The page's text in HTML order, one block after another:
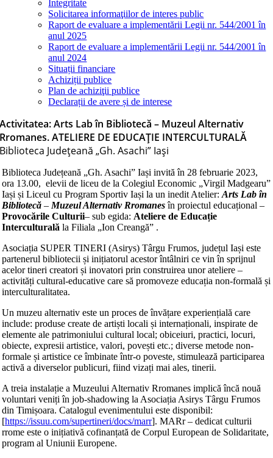
Integritate
Solicitarea informaţiilor de interes public
Raport de evaluare a implementării Legii nr. 544/2001 în
anul 2025
Raport de evaluare a implementării Legii nr. 544/2001 în
anul 2024
Situații financiare
Achiziții publice
Plan de achiziţii publice
Declarații de avere și de interese
Activitatea: Arts Lab în Bibliotecă – Muzeul Alternativ
Rromanes. ATELIERE DE EDUCAȚIE INTERCULTURALĂ
Biblioteca Judeţeană „Gh. Asachi” Iaşi
Biblioteca Județeană „Gh. Asachi” Iași invită în 28 februarie 2023,
ora 13.00, elevii de liceu de la Colegiul Economic „Virgil Madgearu”
Iași și Liceul cu Program Sportiv Iași la un inedit Atelier: Arts Lab în
Bibliotecă – Muzeul Alternativ Rromanesîn proiectul educațional –
Provocările Culturii– sub egida: Ateliere de Educație
Interculturală la Filiala „Ion Creangă” .
Asociația SUPER TINERI (Asirys) Târgu Frumos, județul Iași este
partenerul bibliotecii și inițiatorul acestor întâlniri ce vin în sprijnul
acelor tineri creatori și inovatori prin construirea unor ateliere –
activități cultural-educative care să promoveze educația non-formală și
interculturalitatea.
Un muzeu alternativ este un proces de învățare experiențială care
include: produse create de artiști locali și internaționali, inspirate de
elemente ale patrimoniului cultural local; obiceiuri, practici, locuri,
obiecte, expresii artistice, valori, povești etc.; diverse metode non-
formale și artistice ce îmbinate într-o poveste, stimulează participarea
activă a diverselor publicuri, fiind vizați mai ales, tinerii.
A treia instalație a Muzeului Alternativ Rromanes implică încă nouă
voluntari veniți în job-shadowing la Asociația Asirys Târgu Frumos
din Timișoara. Catalogul evenimentului este disponibil:
[https://issuu.com/supertineri/docs/marr]. MARr – dedicat culturii
rrome este o inițiativă cofinanțată de Corpul European de Solidaritate,
program al Uniunii Europene.